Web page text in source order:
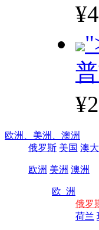
欧洲、 美洲、 澳洲
俄罗斯 美国 澳
欧洲 美洲 澳洲
欧 洲
俄罗
荷兰